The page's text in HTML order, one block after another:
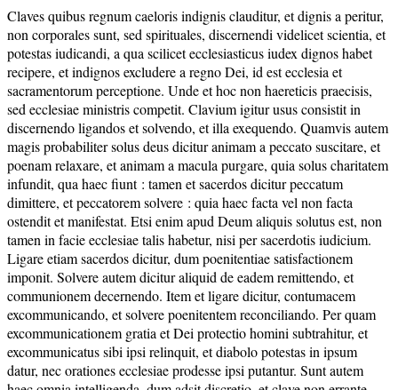
Claves quibus regnum caeloris indignis clauditur, et dignis a peritur,
non corporales sunt, sed spirituales, discernendi videlicet scientia, et
potestas iudicandi, a qua scilicet ecclesiasticus iudex dignos habet
recipere, et indignos excludere a regno Dei, id est ecclesia et
sacramentorum perceptione. Unde et hoc non haereticis praecisis,
sed ecclesiae ministris competit. Clavium igitur usus consistit in
discernendo ligandos et solvendo, et illa exequendo. Quamvis autem
magis probabiliter solus deus dicitur animam a peccato suscitare, et
poenam relaxare, et animam a macula purgare, quia solus charitatem
infundit, qua haec fiunt : tamen et sacerdos dicitur peccatum
dimittere, et peccatorem solvere : quia haec facta vel non facta
ostendit et manifestat. Etsi enim apud Deum aliquis solutus est, non
tamen in facie ecclesiae talis habetur, nisi per sacerdotis iudicium.
Ligare etiam sacerdos dicitur, dum poenitentiae satisfactionem
imponit. Solvere autem dicitur aliquid de eadem remittendo, et
communionem decernendo. Item et ligare dicitur, contumacem
excommunicando, et solvere poenitentem reconciliando. Per quam
excommunicationem gratia et Dei protectio homini subtrahitur, et
excommunicatus sibi ipsi relinquit, et diabolo potestas in ipsum
datur, nec orationes ecclesiae prodesse ipsi putantur. Sunt autem